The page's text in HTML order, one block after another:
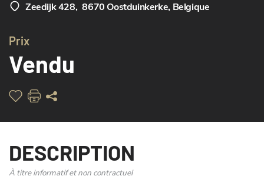
Zeedijk 428, 8670 Oostduinkerke, Belgique
Prix
Vendu
DESCRIPTION
À titre informatif et non contractuel